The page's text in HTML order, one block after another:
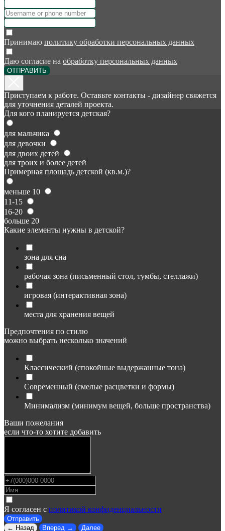
Принимаю политику обработки персональных данных
Даю согласие на обработку персональных данных
ОТПРАВИТЬ
Приступаем к работе. Оставьте контакты - дизайнер свяжется
для уточнения деталей проекта.
Для кого планируется детская?
для мальчика
для девочки
для двоих детей
для троих и более детей
Примерная площадь детской (кв.м.)?
меньше 10
11-15
16-20
больше 20
Какие элементы нужны в детской?
зона для сна
рабочая зона (письменный стол, тумбы, стеллажи)
игровая (интерактивная зона)
места для хранения вещей
Предпочтения по стилю
можно выбрать несколько значений
Классический (спокойные выдержанные тона)
Современный (смелые расцветки и формы)
Минимализм (минимум вещей, больше пространства)
Ваши пожелания
если что-то хотите добавить
Я согласен с политикой конфиденциальности
Отправить
← Назад
Вперед → Далее